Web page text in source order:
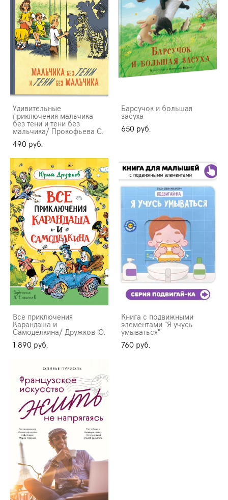
Удивительные
приключения мальчика
без тени и тени без
мальчика/ Прокофьева С.
490 pуб.
Барсучок и большая
засуха
650 pуб.
Все приключения
Карандаша и
Самоделкина/ Дружков Ю.
1 890 pуб.
Книга с подвижными
элементами "Я учусь
умываться"
760 pуб.